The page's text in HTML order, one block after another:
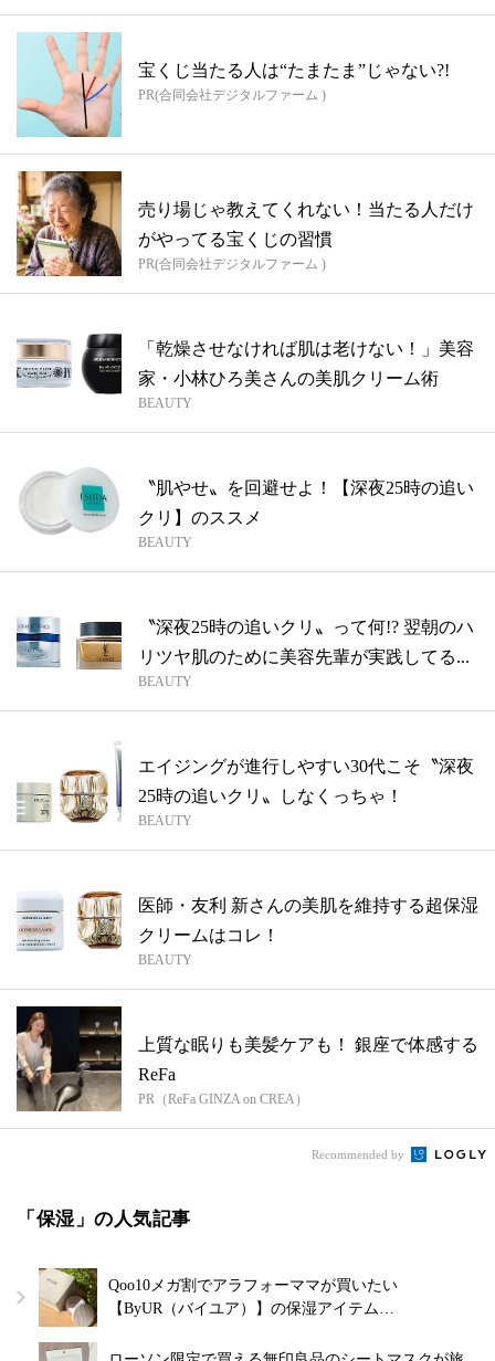
宝くじ当たる人は“たまたま”じゃない?!
PR(合同会社デジタルファーム )
売り場じゃ教えてくれない！当たる人だけ
がやってる宝くじの習慣
PR(合同会社デジタルファーム )
「乾燥させなければ肌は老けない！」美容
家・小林ひろ美さんの美肌クリーム術
BEAUTY
〝肌やせ〟を回避せよ！【深夜25時の追い
クリ】のススメ
BEAUTY
〝深夜25時の追いクリ〟って何!? 翌朝のハ
リツヤ肌のために美容先輩が実践してる...
BEAUTY
エイジングが進行しやすい30代こそ〝深夜
25時の追いクリ〟しなくっちゃ！
BEAUTY
医師・友利 新さんの美肌を維持する超保湿
クリームはコレ！
BEAUTY
上質な眠りも美髪ケアも！ 銀座で体感する
ReFa
PR（ReFa GINZA on CREA）
Recommended by
「保湿」の人気記事
Qoo10メガ割でアラフォーママが買いたい
【ByUR（バイユア）】の保湿アイテム…